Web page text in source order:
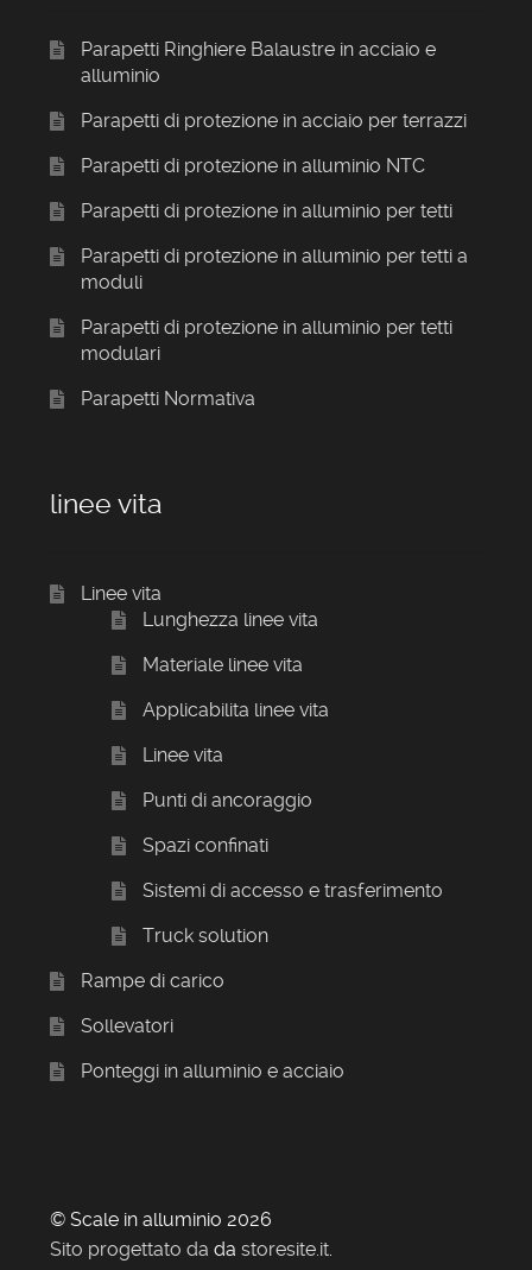
Parapetti Ringhiere Balaustre in acciaio e
alluminio
Parapetti di protezione in acciaio per terrazzi
Parapetti di protezione in alluminio NTC
Parapetti di protezione in alluminio per tetti
Parapetti di protezione in alluminio per tetti a
moduli
Parapetti di protezione in alluminio per tetti
modulari
Parapetti Normativa
linee vita
Linee vita
Lunghezza linee vita
Materiale linee vita
Applicabilita linee vita
Linee vita
Punti di ancoraggio
Spazi confinati
Sistemi di accesso e trasferimento
Truck solution
Rampe di carico
Sollevatori
Ponteggi in alluminio e acciaio
© Scale in alluminio 2026
Sito progettato da da storesite.it.